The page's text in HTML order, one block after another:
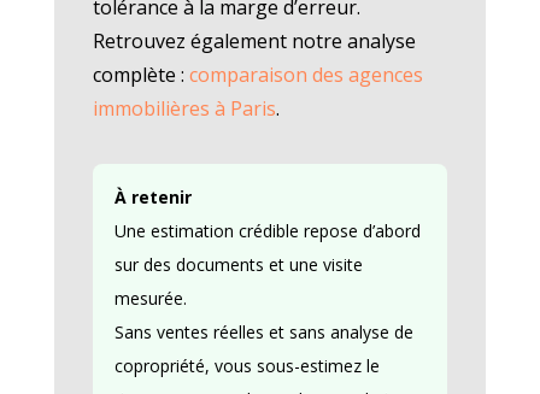
tolérance à la marge d’erreur.
Retrouvez également notre analyse
complète : comparaison des agences
immobilières à Paris.
À retenir
Une estimation crédible repose d’abord
sur des documents et une visite
mesurée.
Sans ventes réelles et sans analyse de
copropriété, vous sous-estimez le